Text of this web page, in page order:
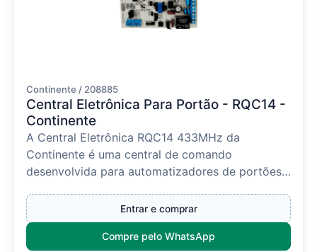
Continente / 208885
Central Eletrônica Para Portão - RQC14 -
Continente
A Central Eletrônica RQC14 433MHz da
Continente é uma central de comando
desenvolvida para automatizadores de portões
Entrar e comprar
Compre pelo WhatsApp